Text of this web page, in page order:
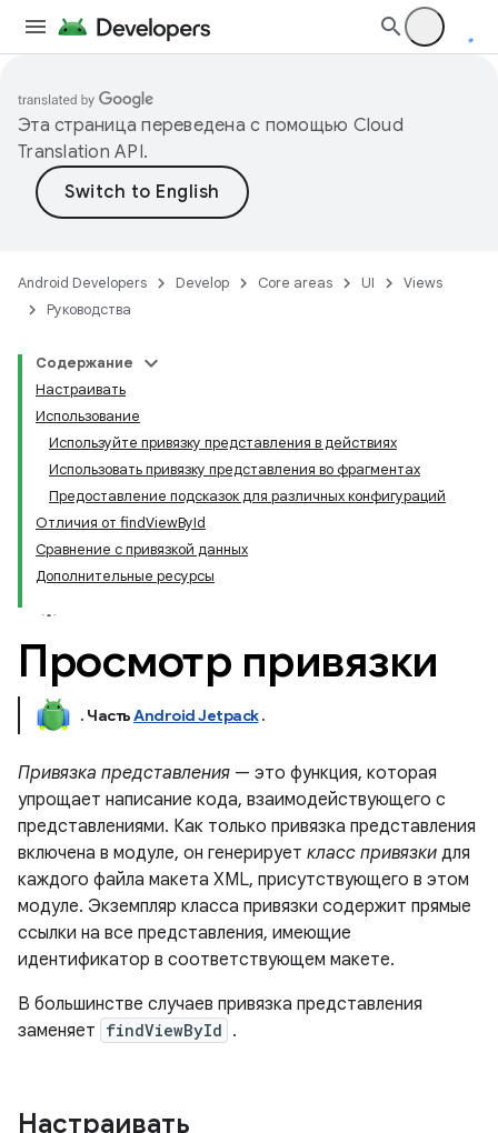
Эта страница переведена с помощью Cloud
Translation API.
Android Developers Develop Core areas UI
Views
Руководства
Содержание
Настраивать
Использование
Используйте привязку представления в действиях
Использовать привязку представления во фрагментах
Предоставление подсказок для различных конфигураций
Отличия от findViewById
Сравнение с привязкой данных
Дополнительные ресурсы
Просмотр привязки
. ЧастьAndroid Jetpack.
Привязка представления — это функция, которая
упрощает написание кода, взаимодействующего с
представлениями. Как только привязка представления
включена в модуле, он генерирует класс привязки для
каждого файла макета XML, присутствующего в этом
модуле. Экземпляр класса привязки содержит прямые
ссылки на все представления, имеющие
идентификатор в соответствующем макете.
В большинстве случаев привязка представления
заменяет findViewById .
Настраивать